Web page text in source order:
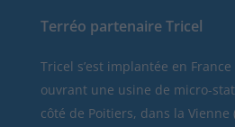
Terréo partenaire Tricel
Tricel s’est implantée en
ouvrant une usine de micro-
côté de Poitiers, dans la Vienne